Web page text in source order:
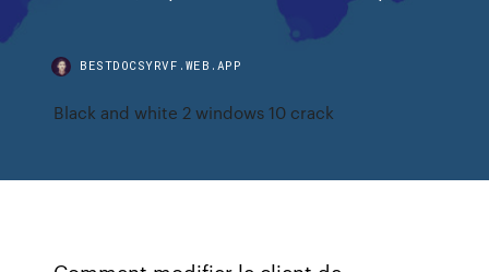
BESTDOCSYRVF.WEB.APP
Black and white 2 windows 10 crack